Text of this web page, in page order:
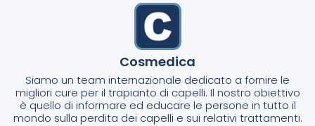
Cosmedica
Siamo un team internazionale dedicato a fornire le
migliori cure per il trapianto di capelli. Il nostro obiettivo
è quello di informare ed educare le persone in tutto il
mondo sulla perdita dei capelli e sui relativi trattamenti.